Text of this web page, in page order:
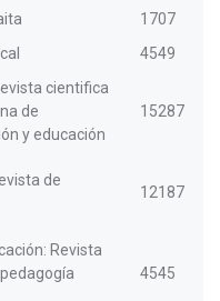
1707
4549
cientifica
de
y educación
15287
de
12187
Revista
4545